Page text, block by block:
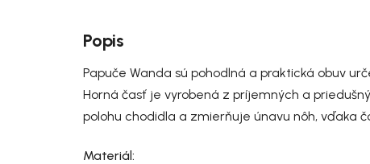
Popis
Papuče Wanda sú pohodlná a praktická obuv
Horná časť je vyrobená z príjemných a
polohu chodidla a zmierňuje únavu nôh, vďaka
Materiál: